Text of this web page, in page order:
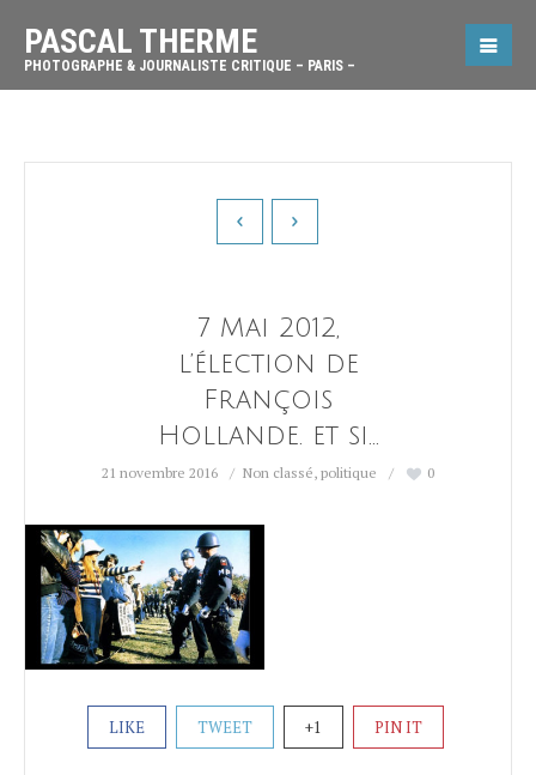
PASCAL THERME
PHOTOGRAPHE & JOURNALISTE CRITIQUE – PARIS –
7 Mai 2012,
l’élection de
François
Hollande. et si…
21 novembre 2016 Non classé, politique 0
LIKE TWEET +1 PIN IT